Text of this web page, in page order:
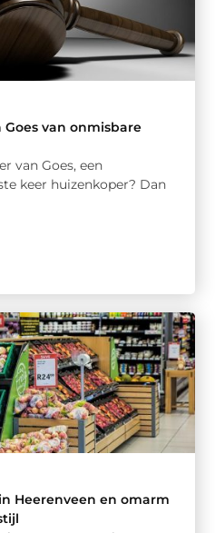
van onmisbare
van Goes, een
keer huizenkoper? Dan
Heerenveen en omarm